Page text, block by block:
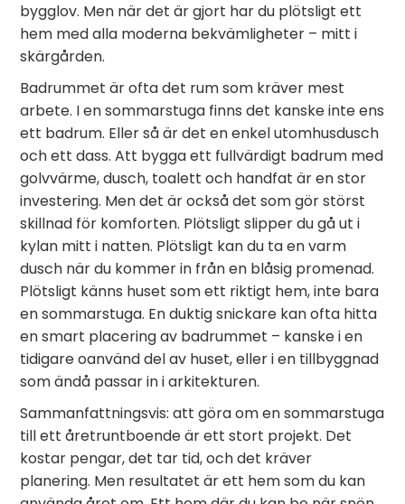
bygglov. Men när det är gjort har du plötsligt ett
hem med alla moderna bekvämligheter – mitt i
skärgården.
Badrummet är ofta det rum som kräver mest
arbete. I en sommarstuga finns det kanske inte ens
ett badrum. Eller så är det en enkel utomhusdusch
och ett dass. Att bygga ett fullvärdigt badrum med
golvvärme, dusch, toalett och handfat är en stor
investering. Men det är också det som gör störst
skillnad för komforten. Plötsligt slipper du gå ut i
kylan mitt i natten. Plötsligt kan du ta en varm
dusch när du kommer in från en blåsig promenad.
Plötsligt känns huset som ett riktigt hem, inte bara
en sommarstuga. En duktig snickare kan ofta hitta
en smart placering av badrummet – kanske i en
tidigare oanvänd del av huset, eller i en tillbyggnad
som ändå passar in i arkitekturen.
Sammanfattningsvis: att göra om en sommarstuga
till ett åretruntboende är ett stort projekt. Det
kostar pengar, det tar tid, och det kräver
planering. Men resultatet är ett hem som du kan